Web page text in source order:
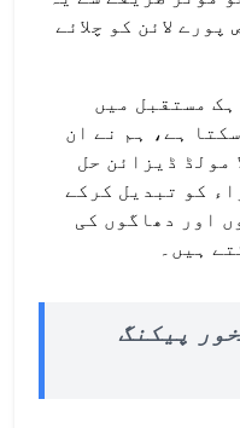
لائن کو چلائے
مستقبل میں
ہے، ہم نے ان
مولڈ ڈیزائن حل
کو تبدیل کرکے
اور دھاگوں کی
ہیں۔
پیکنگ